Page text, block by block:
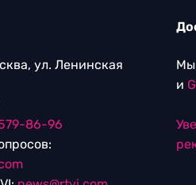
ул. Ленинская
86-96
Мы
и